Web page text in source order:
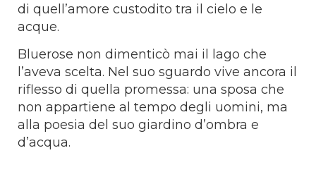
di quell’amore custodito tra il cielo e le
acque.
Bluerose non dimenticò mai il lago che
l’aveva scelta. Nel suo sguardo vive ancora il
riflesso di quella promessa: una sposa che
non appartiene al tempo degli uomini, ma
alla poesia del suo giardino d’ombra e
d’acqua.